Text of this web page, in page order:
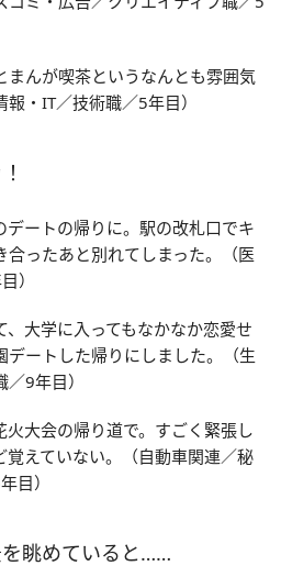
まんが喫茶というなんとも雰囲気
・IT／技術職／5年目）
デートの帰りに。駅の改札口でキ
合ったあと別れてしまった。（医
）
大学に入ってもなかなか恋愛せ
デートした帰りにしました。（生
9年目）
火大会の帰り道で。すごく緊張し
覚えていない。（自動車関連／秘
目）
眺めていると……